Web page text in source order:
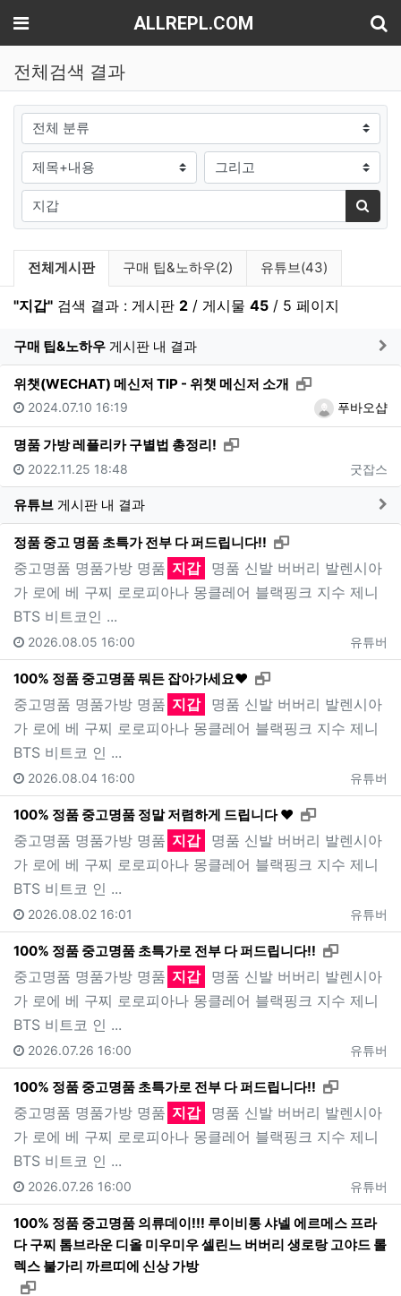
메뉴 ALLREPL.COM
전체검색 결과
그룹
검색조건 검색방법
검색어
검색
검색 게시판 목록
전체게시판 구매 팁&노하우(2) 유튜브(43)
"지갑" 검색 결과 : 게시판 2 / 게시물 45 / 5 페이지
구매 팁&노하우 게시판 내 결과
위챗(WECHAT) 메신저 TIP - 위챗 메신저 소개 새창으로 보기
푸바오샵
2024.07.10 16:19
명품 가방 레플리카 구별법 총정리! 새창으로 보기
굿잡스
2022.11.25 18:48
유튜브 게시판 내 결과
정품 중고 명품 초특가 전부 다 퍼드립니다!! 새창으로 보기
중고명품 명품가방 명품 지갑
명품 신발 버버리 발렌시아
가 로에 베 구찌 로로피아나 몽클레어 블랙핑크 지수 제니
BTS 비트코인 ...
유튜버
2026.08.05 16:00
100% 정품 중고명품 뭐든 잡아가세요❤️ 새창으로 보기
중고명품 명품가방 명품 지갑
명품 신발 버버리 발렌시아
가 로에 베 구찌 로로피아나 몽클레어 블랙핑크 지수 제니
BTS 비트코 인 ...
유튜버
2026.08.04 16:00
100% 정품 중고명품 정말 저렴하게 드립니다 ❤️ 새창으로 보기
중고명품 명품가방 명품 지갑
명품 신발 버버리 발렌시아
가 로에 베 구찌 로로피아나 몽클레어 블랙핑크 지수 제니
BTS 비트코 인 ...
유튜버
2026.08.02 16:01
100% 정품 중고명품 초특가로 전부 다 퍼드립니다!! 새창으로
중고명품 명품가방 명품 지갑
명품 신발 버버리 발렌시아
가 로에 베 구찌 로로피아나 몽클레어 블랙핑크 지수 제니
BTS 비트코 인 ...
유튜버
2026.07.26 16:00
100% 정품 중고명품 초특가로 전부 다 퍼드립니다!! 새창으로
중고명품 명품가방 명품 지갑
명품 신발 버버리 발렌시아
가 로에 베 구찌 로로피아나 몽클레어 블랙핑크 지수 제니
BTS 비트코 인 ...
유튜버
2026.07.26 16:00
100% 정품 중고명품 의류데이!!! 루이비통 샤넬 에르메스 프라
다 구찌 톰브라운 디올 미우미우 셀린느 버버리 생로랑 고야드 롤
렉스 불가리 까르띠에 신상 가방
새창으로 보기